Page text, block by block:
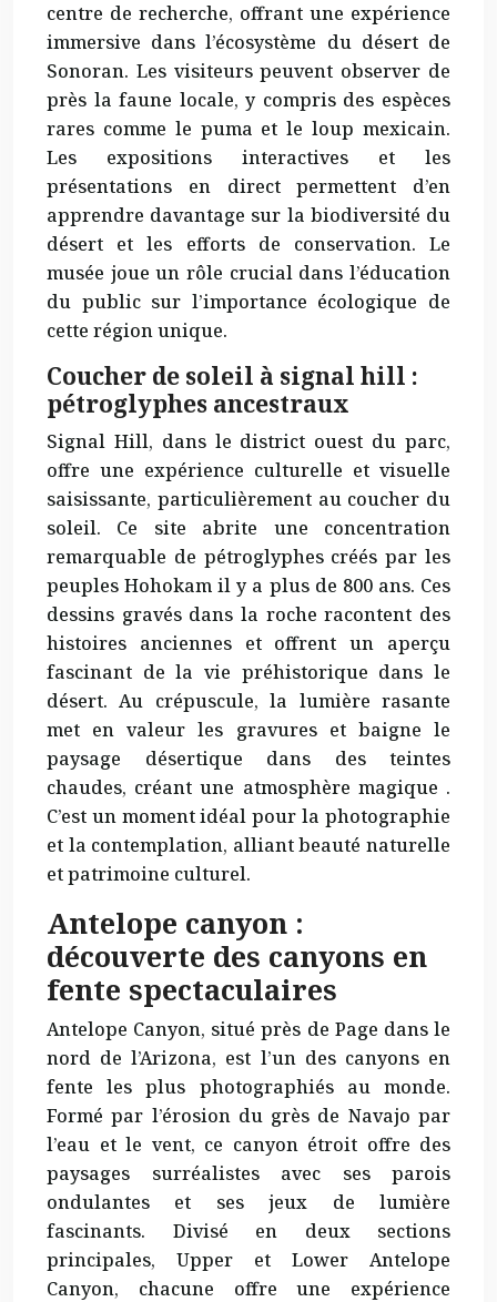
centre de recherche, offrant une expérience
immersive dans l’écosystème du désert de
Sonoran. Les visiteurs peuvent observer de
près la faune locale, y compris des espèces
rares comme le puma et le loup mexicain.
Les expositions interactives et les
présentations en direct permettent d’en
apprendre davantage sur la biodiversité du
désert et les efforts de conservation. Le
musée joue un rôle crucial dans l’éducation
du public sur l’importance écologique de
cette région unique.
Coucher de soleil à signal hill :
pétroglyphes ancestraux
Signal Hill, dans le district ouest du parc,
offre une expérience culturelle et visuelle
saisissante, particulièrement au coucher du
soleil. Ce site abrite une concentration
remarquable de pétroglyphes créés par les
peuples Hohokam il y a plus de 800 ans. Ces
dessins gravés dans la roche racontent des
histoires anciennes et offrent un aperçu
fascinant de la vie préhistorique dans le
désert. Au crépuscule, la lumière rasante
met en valeur les gravures et baigne le
paysage désertique dans des teintes
chaudes, créant une atmosphère magique .
C’est un moment idéal pour la photographie
et la contemplation, alliant beauté naturelle
et patrimoine culturel.
Antelope canyon :
découverte des canyons en
fente spectaculaires
Antelope Canyon, situé près de Page dans le
nord de l’Arizona, est l’un des canyons en
fente les plus photographiés au monde.
Formé par l’érosion du grès de Navajo par
l’eau et le vent, ce canyon étroit offre des
paysages surréalistes avec ses parois
ondulantes et ses jeux de lumière
fascinants. Divisé en deux sections
principales, Upper et Lower Antelope
Canyon, chacune offre une expérience